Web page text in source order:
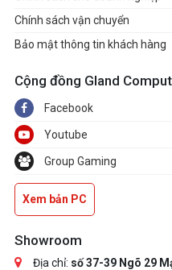
Chính sách vận chuyển
Bảo mật thông tin khách hàng
Cộng đồng Gland
Facebook
Youtube
Group Gaming
Xem bản PC
Showroom
Địa chỉ: số 37-39 Ngõ 29